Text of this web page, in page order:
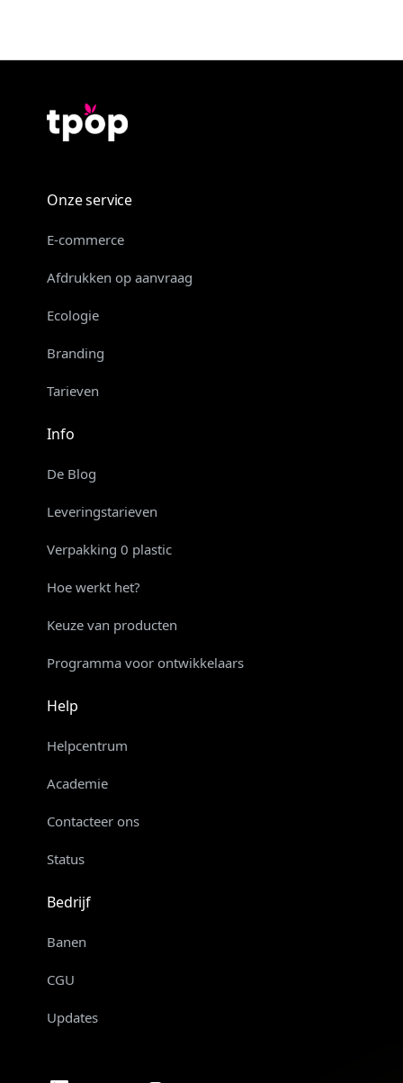
Onze service
E-commerce
Afdrukken op aanvraag
Ecologie
Branding
Tarieven
Info
De Blog
Leveringstarieven
Verpakking 0 plastic
Hoe werkt het?
Keuze van producten
Programma voor ontwikkelaars
Help
Helpcentrum
Academie
Contacteer ons
Status
Bedrijf
Banen
CGU
Updates